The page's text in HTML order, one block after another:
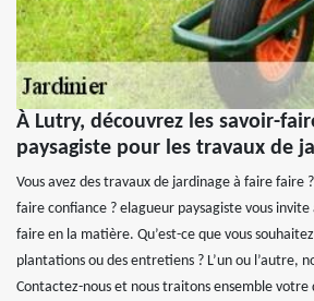
À Lutry, découvrez les savoir-
paysagiste pour les travaux de
Vous avez des travaux de jardinage à faire faire
faire confiance ? elagueur paysagiste vous
faire en la matière. Qu’est-ce que vous
plantations ou des entretiens ? L’un ou l’autre,
Contactez-nous et nous traitons ensemble